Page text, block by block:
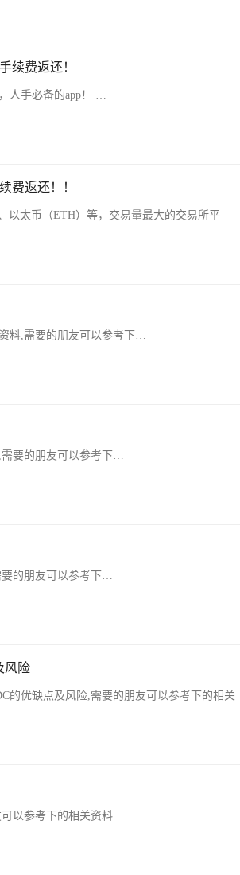
续费返还！
人手必备的app！ …
费返还！！
以太币（ETH）等，交易量最大的交易所平
料,需要的朋友可以参考下…
要的朋友可以参考下…
要的朋友可以参考下…
风险
的优缺点及风险,需要的朋友可以参考下的相关
可以参考下的相关资料…